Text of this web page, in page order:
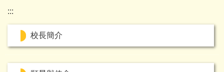
:::
校長簡介